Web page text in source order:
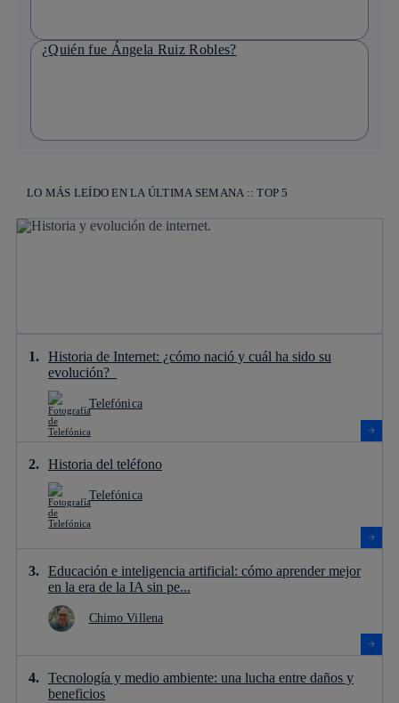
¿Quién fue Ángela Ruiz Robles?
LO MÁS LEÍDO EN LA ÚLTIMA SEMANA :: TOP 5
Historia de Internet: ¿cómo nació y cuál ha sido su
evolución?
Telefónica
Historia del teléfono
Telefónica
Educación e inteligencia artificial: cómo aprender mejor
en la era de la IA sin pe...
Chimo Villena
Tecnología y medio ambiente: una lucha entre daños y
beneficios